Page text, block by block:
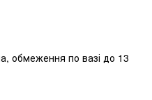
обмеження по вазі до 13